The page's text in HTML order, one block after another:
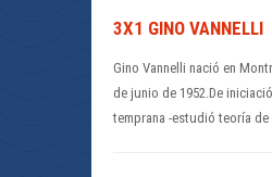
3X1 GINO VANNELLI
Gino Vannelli nació en
de junio de 1952.De
temprana -estudió teoría